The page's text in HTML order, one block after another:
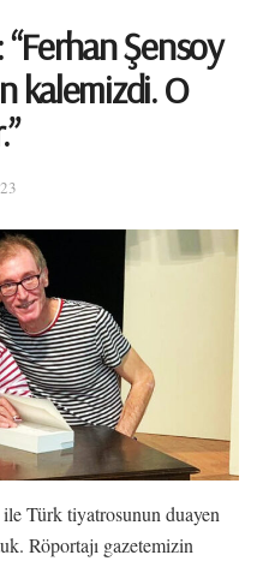
Şensoy
kalemizdi. O
Türk tiyatrosunun duayen
Röportajı gazetemizin